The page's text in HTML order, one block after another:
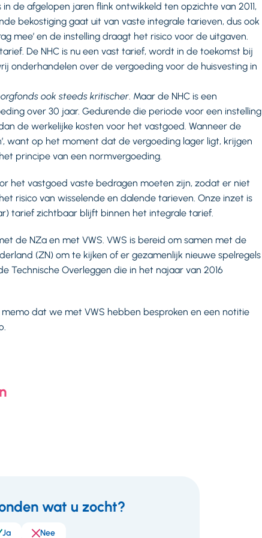
in de afgelopen jaren flink ontwikkeld ten opzichte van 2011,
bekostiging gaat uit van vaste integrale tarieven, dus ook
mee’ en de instelling draagt het risico voor de uitgaven.
De NHC is nu een vast tarief, wordt in de toekomst bij
onderhandelen over de vergoeding voor de huisvesting in
ook steeds kritischer. Maar de NHC is een
over 30 jaar. Gedurende die periode voor een instelling
de werkelijke kosten voor het vastgoed. Wanneer de
want op het moment dat de vergoeding lager ligt, krijgen
principe van een normvergoeding.
het vastgoed vaste bedragen moeten zijn, zodat er niet
risico van wisselende en dalende tarieven. Onze inzet is
tarief zichtbaar blijft binnen het integrale tarief.
de NZa en met VWS. VWS is bereid om samen met de
(ZN) om te kijken of er gezamenlijk nieuwe spelregels
Technische Overleggen die in het najaar van 2016
dat we met VWS hebben besproken en een notitie
wat u zocht?
Ja Nee